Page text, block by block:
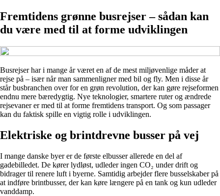
Fremtidens grønne busrejser – sådan kan
du være med til at forme udviklingen
Busrejser har i mange år været en af de mest miljøvenlige måder at
rejse på – især når man sammenligner med bil og fly. Men i disse år
står busbranchen over for en grøn revolution, der kan gøre rejseformen
endnu mere bæredygtig. Nye teknologier, smartere ruter og ændrede
rejsevaner er med til at forme fremtidens transport. Og som passager
kan du faktisk spille en vigtig rolle i udviklingen.
Elektriske og brintdrevne busser på vej
I mange danske byer er de første elbusser allerede en del af
gadebilledet. De kører lydløst, udleder ingen CO₂ under drift og
bidrager til renere luft i byerne. Samtidig arbejder flere busselskaber på
at indføre brintbusser, der kan køre længere på en tank og kun udleder
vanddamp.